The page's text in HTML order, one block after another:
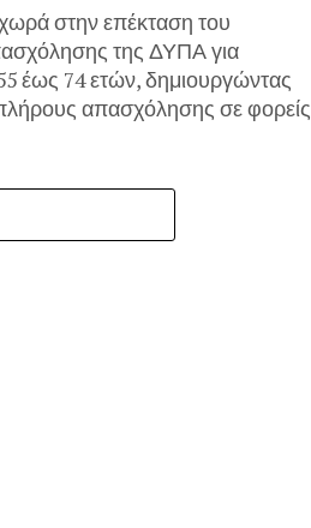
στην επέκταση του
της ΔΥΠΑ για
έως 74 ετών, δημιουργώντας
απασχόλησης σε φορείς